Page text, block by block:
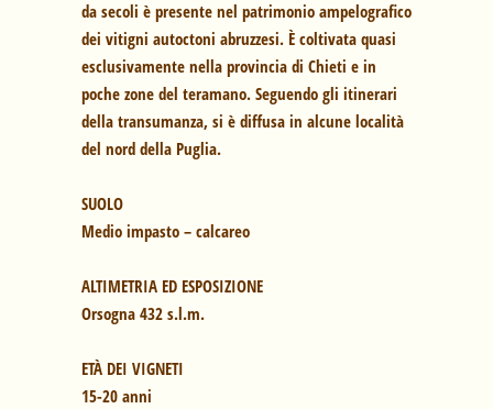
da secoli è presente nel patrimonio ampelografico
dei vitigni autoctoni abruzzesi. È coltivata quasi
esclusivamente nella provincia di Chieti e in
poche zone del teramano. Seguendo gli itinerari
della transumanza, si è diffusa in alcune località
del nord della Puglia.
SUOLO
Medio impasto – calcareo
ALTIMETRIA ED ESPOSIZIONE
Orsogna 432 s.l.m.
ETÀ DEI VIGNETI
15-20 anni